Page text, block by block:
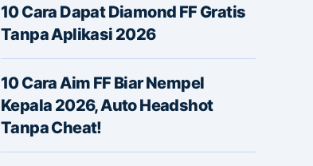
10 Cara Dapat Diamond FF Gratis
Tanpa Aplikasi 2026
10 Cara Aim FF Biar Nempel
Kepala 2026, Auto Headshot
Tanpa Cheat!